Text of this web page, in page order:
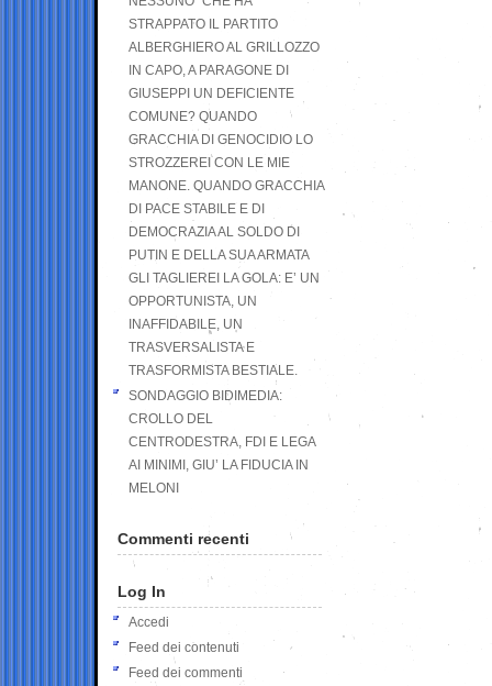
STRAPPATO IL PARTITO
ALBERGHIERO AL GRILLOZZO
IN CAPO, A PARAGONE DI
GIUSEPPI UN DEFICIENTE
COMUNE? QUANDO
GRACCHIA DI GENOCIDIO LO
STROZZEREI CON LE MIE
MANONE. QUANDO GRACCHIA
DI PACE STABILE E DI
DEMOCRAZIA AL SOLDO DI
PUTIN E DELLA SUA ARMATA
GLI TAGLIEREI LA GOLA: E’ UN
OPPORTUNISTA, UN
INAFFIDABILE, UN
TRASVERSALISTA E
TRASFORMISTA BESTIALE.
SONDAGGIO BIDIMEDIA:
CROLLO DEL
CENTRODESTRA, FDI E LEGA
AI MINIMI, GIU’ LA FIDUCIA IN
MELONI
Commenti recenti
Log In
Accedi
Feed dei contenuti
Feed dei commenti